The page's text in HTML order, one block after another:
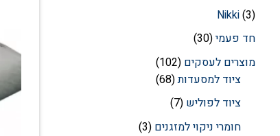
Nikki 3
חד פעמי 30
מוצרים לעסקים 102
ציוד למסעדות 68
ציוד לפוליש 7
חומרי ניקוי למזגנים 3